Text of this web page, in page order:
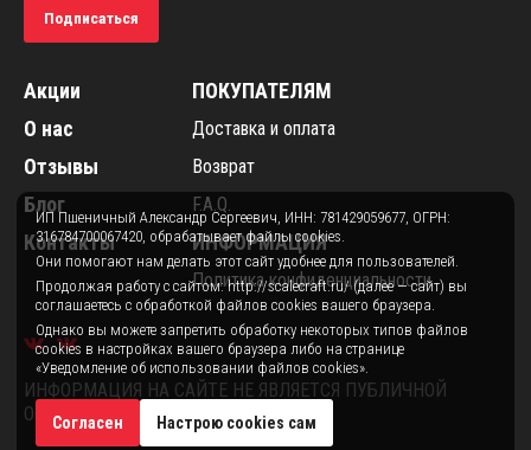
Подписаться
Акции
О нас
Отзывы
Блог
Контакты
ПОКУПАТЕЛЯМ
Доставка и оплата
Возврат
F.A.Q.
ИНФОРМАЦИЯ
Политика конфиденциальности
ИНФОРМАЦИЯ НА САЙТЕ НЕ ЯВЛЯЕТСЯ ПУБЛИЧНОЙ
ОФЕРТОЙ.
ИП Пшеничный Александр Сергеевич, ИНН: 781429059677, ОГРН:
316784700067420, обрабатывает файлы cookies.
Они помогают нам делать этот сайт удобнее для пользователей.
Продолжая работу с сайтом: http://scalecraft.ru/ (далее — сайт) вы
соглашаетесь с обработкой файлов cookies вашего браузера.
Однако вы можете запретить обработку некоторых типов файлов
cookies в настройках вашего браузера либо на странице
«Уведомление об использовании файлов cookies».
Согласен Настрою cookies сам